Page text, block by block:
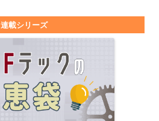
連載シリーズ